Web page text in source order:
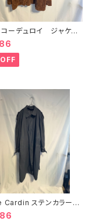
ーデュロイ ジャケッ
ウン キャメル
Cardin ステンカラー
グレー